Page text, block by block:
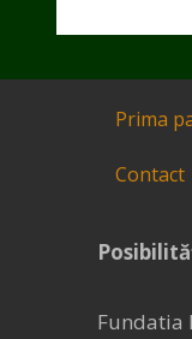
Prima
Contact
Fundatia